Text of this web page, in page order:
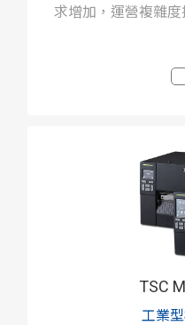
求增加，運營複雜度
TSC
工業